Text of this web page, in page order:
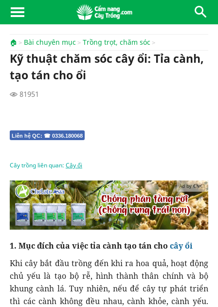
🏠 Bài chuyên mục Trồng trọt, chăm sóc
Kỹ thuật chăm sóc cây ổi: Tỉa cành,
tạo tán cho ổi
81951
Liên hệ QC: ☎ 0336.180068
Cây trồng liên quan: Cây ổi
Ad by CNCT
1. Mục đích của việc tỉa cành tạo tán cho cây ổi
Khi cây bắt đầu trồng đến khi ra hoa quả, hoạt động
chủ yếu là tạo bộ rễ, hình thành thân chính và bộ
khung cành lá. Tuy nhiên, nếu để cây tự phát triển
thì các cành không đều nhau, cành khỏe, cành yếu.